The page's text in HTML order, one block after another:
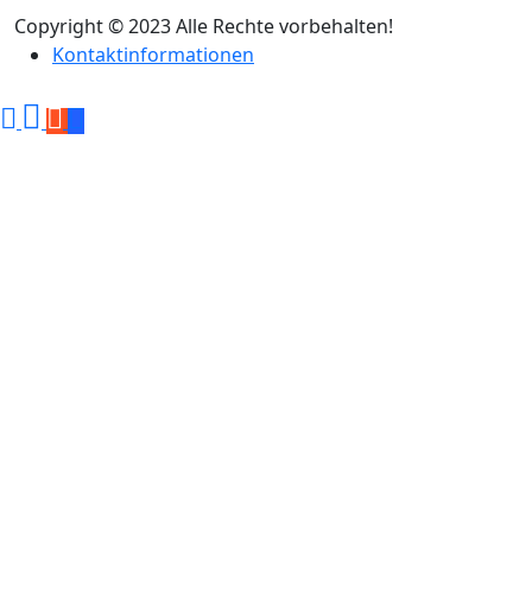
Copyright © 2023 Alle Rechte vorbehalten!
Kontaktinformationen